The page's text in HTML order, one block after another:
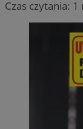
Czas czytania: 1